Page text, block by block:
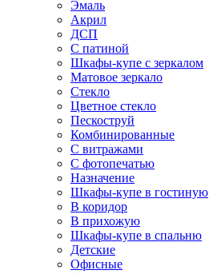
Эмаль
Акрил
ДСП
С патиной
Шкафы-купе с зеркалом
Матовое зеркало
Стекло
Цветное стекло
Пескоструй
Комбинированные
С витражами
С фотопечатью
Назначение
Шкафы-купе в гостиную
В коридор
В прихожую
Шкафы-купе в спальню
Детские
Офисные